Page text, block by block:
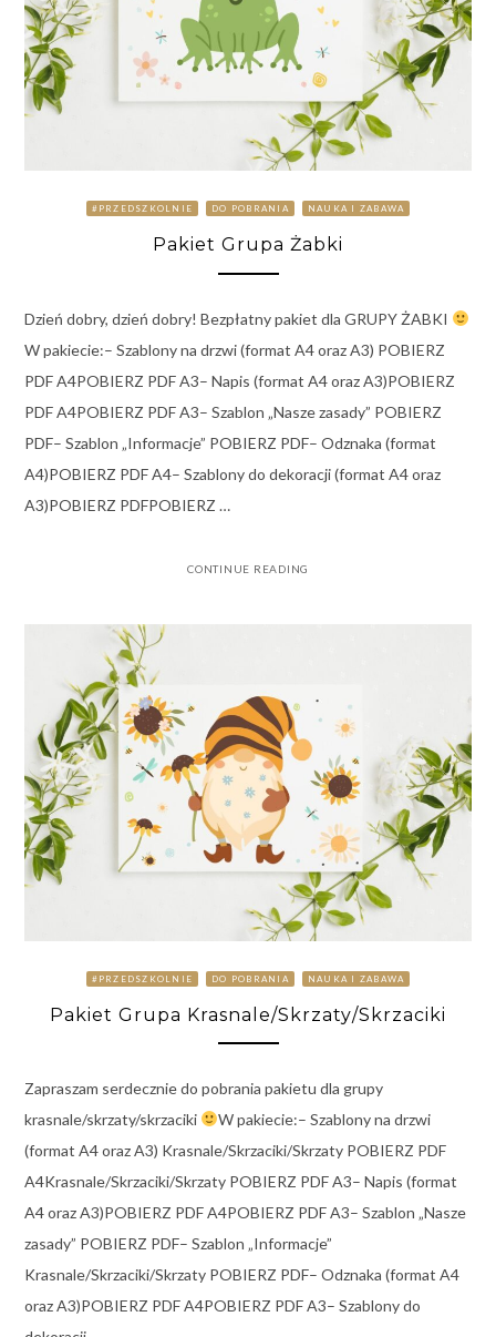
#PRZEDSZKOLNIE DO POBRANIA NAUKA I ZABAWA
Pakiet Grupa Żabki
Dzień dobry, dzień dobry! Bezpłatny pakiet dla GRUPY ŻABKI
W pakiecie:– Szablony na drzwi (format A4 oraz A3) POBIERZ
PDF A4POBIERZ PDF A3– Napis (format A4 oraz A3)POBIERZ
PDF A4POBIERZ PDF A3– Szablon „Nasze zasady” POBIERZ
PDF– Szablon „Informacje” POBIERZ PDF– Odznaka (format
A4)POBIERZ PDF A4– Szablony do dekoracji (format A4 oraz
A3)POBIERZ PDFPOBIERZ …
CONTINUE READING
#PRZEDSZKOLNIE DO POBRANIA NAUKA I ZABAWA
Pakiet Grupa Krasnale/Skrzaty/Skrzaciki
Zapraszam serdecznie do pobrania pakietu dla grupy
krasnale/skrzaty/skrzaciki
W pakiecie:– Szablony na drzwi
(format A4 oraz A3) Krasnale/Skrzaciki/Skrzaty POBIERZ PDF
A4Krasnale/Skrzaciki/Skrzaty POBIERZ PDF A3– Napis (format
A4 oraz A3)POBIERZ PDF A4POBIERZ PDF A3– Szablon „Nasze
zasady” POBIERZ PDF– Szablon „Informacje”
Krasnale/Skrzaciki/Skrzaty POBIERZ PDF– Odznaka (format A4
oraz A3)POBIERZ PDF A4POBIERZ PDF A3– Szablony do